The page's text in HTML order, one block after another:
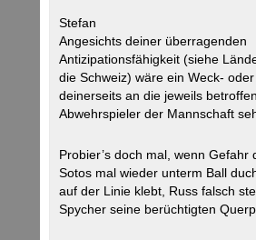
Stefan
Angesichts deiner überragenden
Antizipationsfähigkeit (siehe
die Schweiz) wäre ein Weck-
deinerseits an die jeweils
Abwehrspieler der Mannschaft
Probier’s doch mal, wenn Gefahr
Sotos mal wieder unterm Ball
auf der Linie klebt, Russ falsch
Spycher seine berüchtigten